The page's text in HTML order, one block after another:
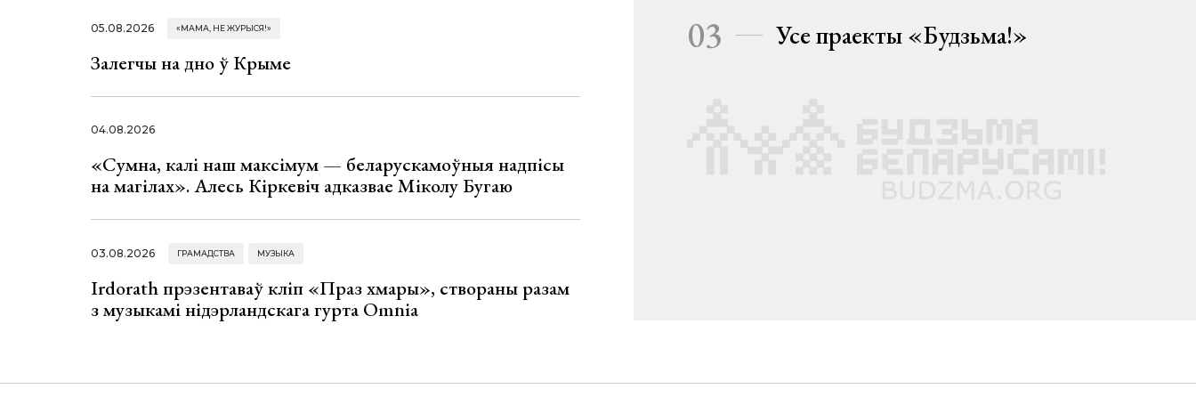
05.08.2026 «МАМА, НЕ ЖУРЫСЯ!»
Залегчы на дно ў Крыме
04.08.2026
«Сумна, калі наш максімум — беларускамоўныя надпісы
на магілах». Алесь Кіркевіч адказвае Міколу Бугаю
03.08.2026 ГРАМАДСТВА МУЗЫКА
Irdorath прэзентаваў кліп «Праз хмары», створаны разам
з музыкамі нідэрландскага гурта Omnia
03 Усе праекты «Будзьма!»